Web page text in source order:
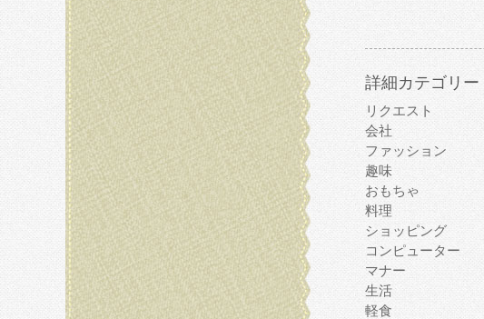
詳細カテゴリー
リクエスト
会社
ファッション
趣味
おもちゃ
料理
ショッピング
コンピューター
マナー
生活
軽食